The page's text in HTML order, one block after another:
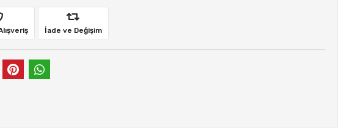
İade ve Değişim